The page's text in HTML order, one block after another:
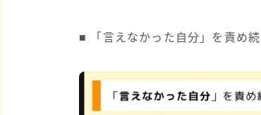
■ 「言えなかった自分」を責め